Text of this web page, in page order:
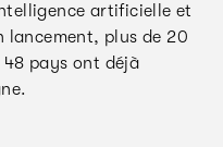
artificielle et
lancement, plus de 20
pays ont déjà